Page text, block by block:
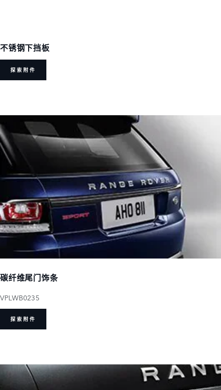
不锈钢下挡板
探索附件
碳纤维尾门饰条
VPLWB0235
探索附件